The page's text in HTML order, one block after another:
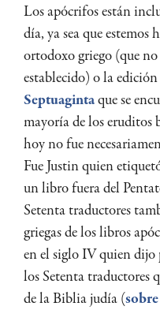
Los apócrifos están
día, ya sea que
ortodoxo griego (que
establecido) o la
Septuagintaque se
mayoría de los eruditos
hoy no fue
Fue Justin quien
un libro fuera del
Setenta traductores
griegas de los libros
en el siglo IV quien dijo
los Setenta traductores
de la Biblia judía (